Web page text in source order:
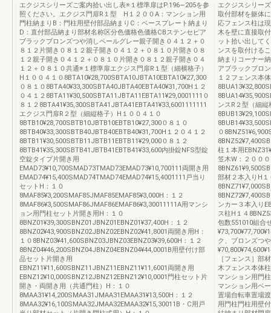
エクジスシリーズご案内拾い出し表※１標準扉はP.196∼205を参
照ください。エクジス門扉R１型 H１２００A：マンション用
門柱納まりB：門柱用壁付部品納まりC：ベースプレート納まり
D：直付部品納まり部材名称区分色価格色価格CBステンセピア
ブラックブロンズつや消しペールグレー親子開き０４１２＋０
８１２片開き０８１２親子開き０４１２＋０８１０片開き０８
１２親子開き０４１２＋０８１０片開き０８１２親子開き０４
１２＋０８１０共通※１標準扉エクジス門扉R１型（細横格子）
H１００４１０8BTA10¥28,700SBTA10JBTA10EBTA10¥27,300
０８１０8BTA40¥33,300SBTA40JBTA40EBTA40¥31,700H１２
０４１２8BTA11¥30,500SBTA11JBTA11EBTA11¥29,0001111０
８１２8BTA41¥35,300SBTA41JBTA41EBTA41¥33,6001111111
エクジス門扉R２型（細縦格子）H１００４１０
8BTB10¥28,700SBTB10JBTB10EBTB10¥27,300０８１０
8BTB40¥33,300SBTB40JBTB40EBTB40¥31,700H１２０４１２
8BTB11¥30,500SBTB11JBTB11EBTB11¥29,000０８１２
8BTB41¥35,300SBTB41JBTB41EBTB41¥33,600内掛錠NFS型錠
空錠タイプ片開き用
EMAD73¥10,700SMAD73TMAD73EMAD73¥10,700111両開き用
EMAD74¥15,400SMAD74TMAD74EMAD74¥15,4001111戸当り
セットH：１０
8MAF85¥3,200SMAF85JMAF85EMAF85¥3,000H：１２
8MAF86¥3,500SMAF86JMAF86EMAF86¥3,30011111A用マンシ
ョン用門柱セット片開き用H：１０
8BNZ01¥39,300SBNZ01JBNZ01EBNZ01¥37,400H：１２
8BNZ02¥43,900SBNZ02JBNZ02EBNZ02¥41,8001両開き用H：
１０8BNZ03¥41,600SBNZ03JBNZ03EBNZ03¥39,600H：１２
8BNZ04¥46,200SBNZ04JBNZ04EBNZ04¥44,0001B用壁付け部
品セット片開き用
EBNZ11¥11,600SBNZ11JBNZ11EBNZ11¥11,6001両開き用
EBNZ12¥10,000SBNZ12JBNZ12EBNZ12¥10,0001門柱セット片
開き・両開き用（共通門柱）H：１０
8MAA31¥14,200SMAA31JMAA31EMAA31¥13,500H：１２
8MAA32¥16,100SMAA32JMAA32EMAA32¥15,30011B・C用戸
エクジスシリー
取付部材を躯体
応フェンス柱は
木を壁に直接取
ット拾い出して
ンスを取付ける
納まりコーナー
アブラックブロ
１２フェンス本
ンスR２型（細
０
柱１本用
笠木W：２０００
部材２本入りH１
ンカー３本入り
ス柱H１４
包数551010組合
ク、ブロンズつ
［フェンス］部
木フェンス本体
マンション用門
マンション用ベ
置場自転車置場
用門柱門柱用壁